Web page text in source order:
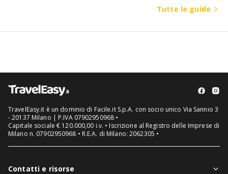
Tutte le guide
TravelEasy.it è un dominio di Facile.it S.p.A. con socio unico Via Sannio 3
- 20137 Milano | P.IVA 07902950968 •
Capitale sociale € 120.000,00 i.v. • Iscrizione al Registro delle Imprese di
Milano n. 07902950968 • R.E.A. di Milano: 2062305 •
Contatti e risorse